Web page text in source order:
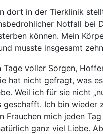
dort in der Tierklinik
Notfall bei
können. Mein
musste insgesamt
Tage voller Sorgen,
hat nicht gefragt, was
Weil ich für sie nicht
geschafft. Ich bin
Frauchen mich jeden
ganz viel Liebe.